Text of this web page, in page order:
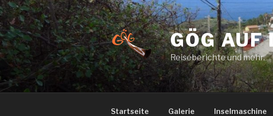
Zum
Inhalt
springen
GÖG AUF
Reiseberichte und mehr.
Startseite Galerie Inselmaschine